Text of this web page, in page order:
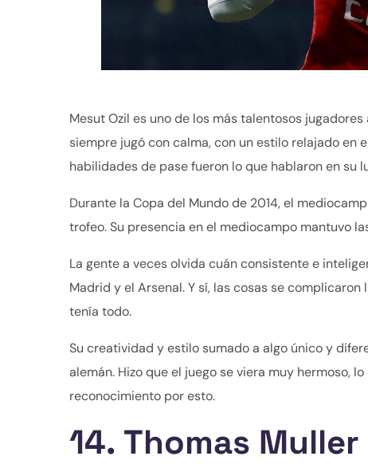
Mesut Ozil es uno de los más talentosos
siempre jugó con calma, con un estilo relajado en
habilidades de pase fueron lo que hablaron en su
Durante la Copa del Mundo de 2014, el
trofeo. Su presencia en el mediocampo mantuvo
La gente a veces olvida cuán consistente e
Madrid y el Arsenal. Y sí, las cosas se
tenía todo.
Su creatividad y estilo sumado a algo único y
alemán. Hizo que el juego se viera muy hermoso,
reconocimiento por esto.
14. Thomas Muller